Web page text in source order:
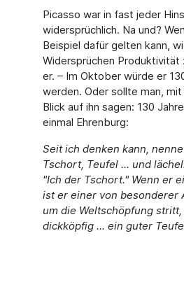
Picasso war in fast jeder
widersprüchlich. Na und?
Beispiel dafür gelten kann,
Widersprüchen Produktivität
er. – Im Oktober würde er
werden. Oder sollte man,
Blick auf ihn sagen: 130
einmal Ehrenburg:
Seit ich denken kann,
Tschort, Teufel ... und
"Ich der Tschort." Wenn er
ist er einer von besonderer
um die Weltschöpfung
dickköpfig ... ein guter